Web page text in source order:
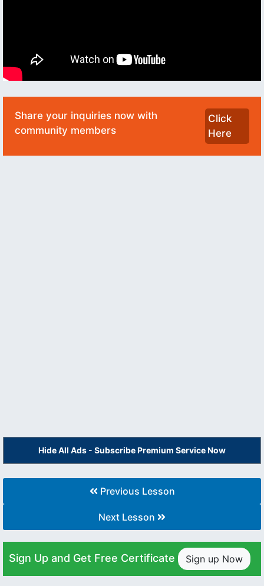
Share your inquiries now with
community members
Click
Here
Hide All Ads - Subscribe Premium Service Now
Previous Lesson
Next Lesson
Sign Up and Get Free Certificate Sign up Now